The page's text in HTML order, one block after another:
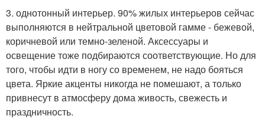
3. однотонный интерьер. 90% жилых интерьеров сейчас
выполняются в нейтральной цветовой гамме - бежевой,
коричневой или темно-зеленой. Аксессуары и
освещение тоже подбираются соответствующие. Но для
того, чтобы идти в ногу со временем, не надо бояться
цвета. Яркие акценты никогда не помешают, а только
привнесут в атмосферу дома живость, свежесть и
праздничность.